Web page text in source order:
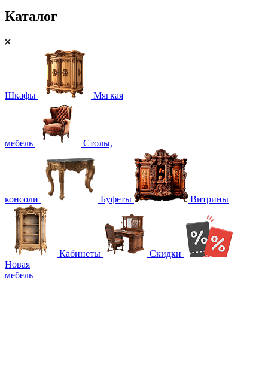
Каталог
Шкафы Мягкая
мебель Столы,
консоли Буфеты Витрины
Кабинеты
Скидки
Новая
мебель